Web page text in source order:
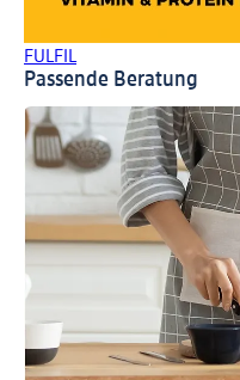
FULFIL
Passende Beratung